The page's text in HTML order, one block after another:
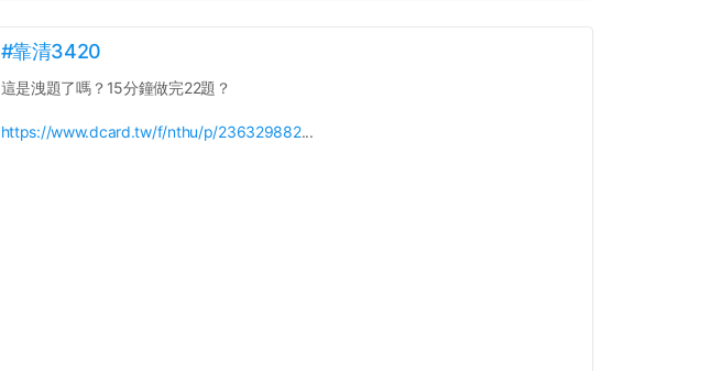
#靠清3420
這是洩題了嗎？15分鐘做完22題？
https://www.dcard.tw/f/nthu/p/236329882...